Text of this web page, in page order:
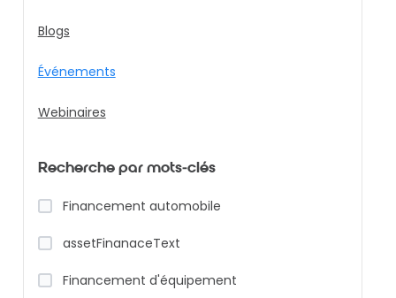
Blogs
Événements
Webinaires
Recherche par mots-clés
Financement automobile
assetFinanaceText
Financement d'équipement